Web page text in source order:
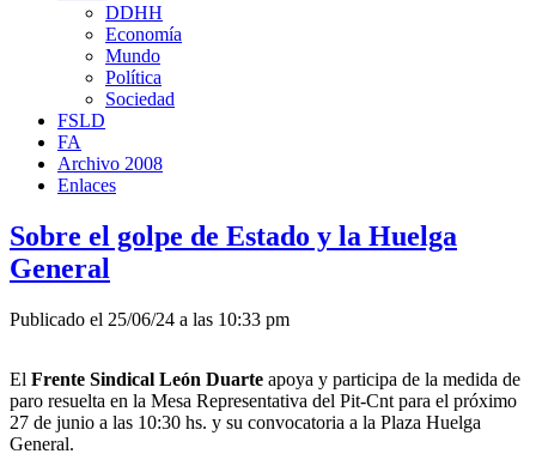
DDHH
Economía
Mundo
Política
Sociedad
FSLD
FA
Archivo 2008
Enlaces
Sobre el golpe de Estado y la Huelga
General
Publicado el 25/06/24 a las 10:33 pm
El Frente Sindical León Duarte apoya y participa de la medida de
paro resuelta en la Mesa Representativa del Pit-Cnt para el próximo
27 de junio a las 10:30 hs. y su convocatoria a la Plaza Huelga
General.